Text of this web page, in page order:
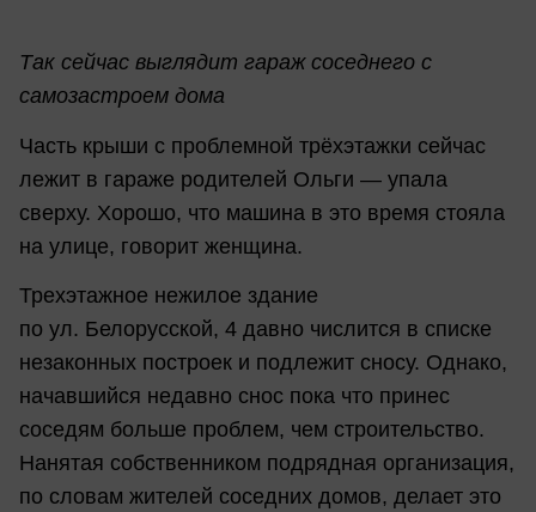
Так сейчас выглядит гараж соседнего с
самозастроем дома
Часть крыши с проблемной трёхэтажки сейчас
лежит в гараже родителей Ольги — упала
сверху. Хорошо, что машина в это время стояла
на улице, говорит женщина.
Трехэтажное нежилое здание
по ул. Белорусской, 4 давно числится в списке
незаконных построек и подлежит сносу. Однако,
начавшийся недавно снос пока что принес
соседям больше проблем, чем строительство.
Нанятая собственником подрядная организация,
по словам жителей соседних домов, делает это